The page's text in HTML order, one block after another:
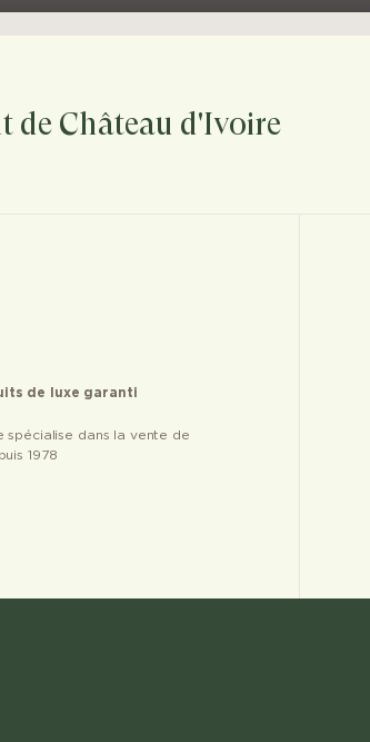
de Château d'Ivoire
de luxe garanti
spécialise dans la vente de
1978